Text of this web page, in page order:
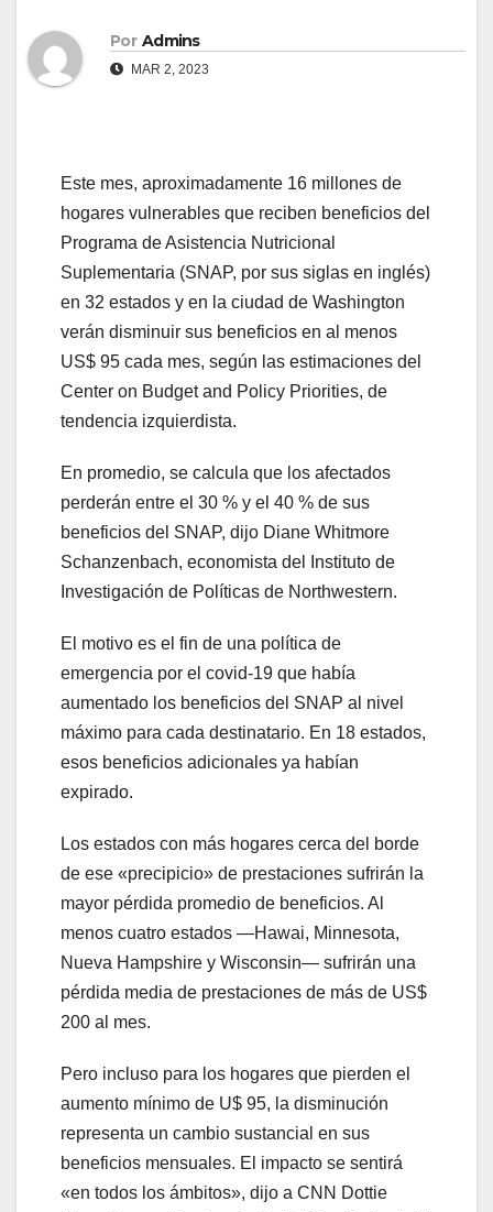
Por Admins
MAR 2, 2023
Este mes, aproximadamente 16 millones de
hogares vulnerables que reciben beneficios del
Programa de Asistencia Nutricional
Suplementaria (SNAP, por sus siglas en inglés)
en 32 estados y en la ciudad de Washington
verán disminuir sus beneficios en al menos
US$ 95 cada mes, según las estimaciones del
Center on Budget and Policy Priorities, de
tendencia izquierdista.
En promedio, se calcula que los afectados
perderán entre el 30 % y el 40 % de sus
beneficios del SNAP, dijo Diane Whitmore
Schanzenbach, economista del Instituto de
Investigación de Políticas de Northwestern.
El motivo es el fin de una política de
emergencia por el covid-19 que había
aumentado los beneficios del SNAP al nivel
máximo para cada destinatario. En 18 estados,
esos beneficios adicionales ya habían
expirado.
Los estados con más hogares cerca del borde
de ese «precipicio» de prestaciones sufrirán la
mayor pérdida promedio de beneficios. Al
menos cuatro estados —Hawai, Minnesota,
Nueva Hampshire y Wisconsin— sufrirán una
pérdida media de prestaciones de más de US$
200 al mes.
Pero incluso para los hogares que pierden el
aumento mínimo de U$ 95, la disminución
representa un cambio sustancial en sus
beneficios mensuales. El impacto se sentirá
«en todos los ámbitos», dijo a CNN Dottie